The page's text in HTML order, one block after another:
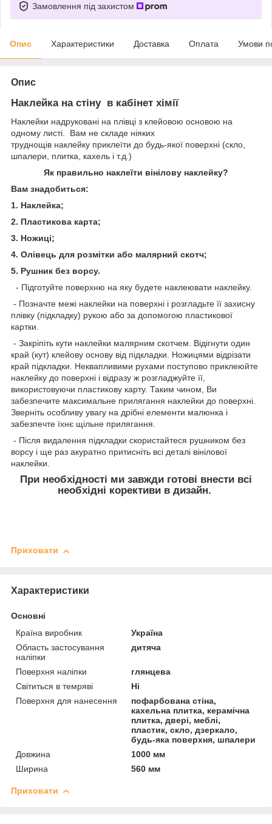
Замовлення під захистом
Опис Характеристики Доставка Оплата Умови
Опис
Наклейка на стіну в кабінет хімії
Наклейки надруковані на плівці з клейовою основою на
одному листі. Вам не складе ніяких
труднощів наклейку приклеїти до будь-якої поверхні (скло,
шпалери, плитка, кахель і т.д.)
Як правильно наклеїти вінілову наклейку?
Вам знадобиться:
1. Наклейка;
2. Пластикова карта;
3. Ножиці;
4. Олівець для розмітки або малярний скотч;
5. Рушник без ворсу.
- Підготуйте поверхню на яку будете наклеювати наклейку.
- Позначте межі наклейки на поверхні і розгладьте її захисну
плівку (підкладку) рукою або за допомогою пластикової
картки.
- Закріпіть кути наклейки малярним скотчем. Відігнути один
край (кут) клейову основу від підкладки. Ножицями відрізати
край підкладки. Неквапливими рухами поступово приклеюйте
наклейку до поверхні і відразу ж розгладжуйте її,
використовуючи пластикову карту. Таким чином, Ви
забезпечите максимальне прилягання наклейки до поверхні.
Зверніть особливу увагу на дрібні елементи малюнка і
забезпечте їхнє щільне прилягання.
- Після видалення підкладки скористайтеся рушником без
ворсу і ще раз акуратно притисніть всі деталі вінілової
наклейки.
При необхідності ми завжди готові внести всі
необхідні корективи в дизайн.
Приховати
Характеристики
Основні
Країна виробник
Україна
Область застосування
наліпки
дитяча
Поверхня наліпки
глянцева
Світиться в темряві
Ні
Поверхня для нанесення
пофарбована стіна,
кахельна плитка, керамічна
плитка, двері, меблі,
пластик, скло, дзеркало,
будь-яка поверхня, шпалери
Довжина
1000 мм
Ширина
560 мм
Приховати